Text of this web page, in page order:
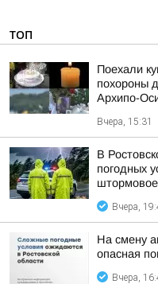
ТОП
Поехали
похороны
Архипо-
Вчера, 15:31
В
погодных
Вчера,
На смену
опасная
Вчера,